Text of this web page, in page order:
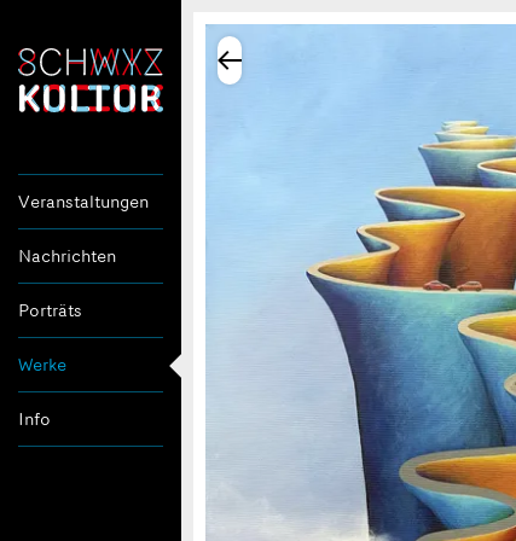
Veranstaltungen
Nachrichten
Porträts
Werke
Info